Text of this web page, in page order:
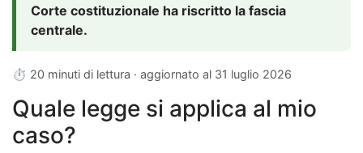
Corte costituzionale ha riscritto la fascia
centrale.
⏱ 20 minuti di lettura · aggiornato al 31 luglio 2026
Quale legge si applica al mio
caso?